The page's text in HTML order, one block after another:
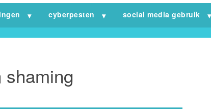
cyberpesten social media gebruik